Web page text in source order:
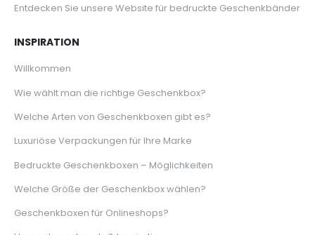
Entdecken Sie unsere Website für bedruckte Geschenkbänder
INSPIRATION
Willkommen
Wie wählt man die richtige Geschenkbox?
Welche Arten von Geschenkboxen gibt es?
Luxuriöse Verpackungen für Ihre Marke
Bedruckte Geschenkboxen – Möglichkeiten
Welche Größe der Geschenkbox wählen?
Geschenkboxen für Onlineshops?